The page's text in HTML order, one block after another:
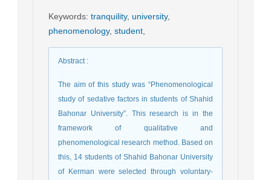
Keywords: tranquility, university,
phenomenology, student
Abstract:
The aim of this study was “Phenomenological
study of sedative factors in students of Shahid
Bahonar University”. This research is in the
framework of qualitative and
phenomenological research method. Based on
this, 14 students of Shahid Bahonar University
of Kerman were selected through voluntary-